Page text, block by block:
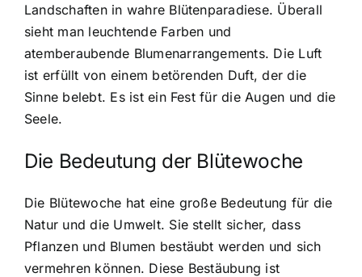
Landschaften in wahre Blütenparadiese. Überall
sieht man leuchtende Farben und
atemberaubende Blumenarrangements. Die Luft
ist erfüllt von einem betörenden Duft, der die
Sinne belebt. Es ist ein Fest für die Augen und die
Seele.
Die Bedeutung der Blütewoche
Die Blütewoche hat eine große Bedeutung für die
Natur und die Umwelt. Sie stellt sicher, dass
Pflanzen und Blumen bestäubt werden und sich
vermehren können. Diese Bestäubung ist